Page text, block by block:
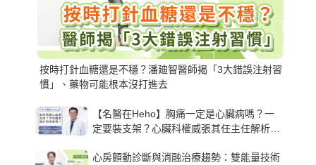
按時打針血糖還是不穩？潘廸智醫師揭「3大錯誤注射習
慣」、藥物可能根本沒打進去
【名醫在Heho】胸痛一定是心臟病嗎？一
定要裝支架？心臟科權威張其任主任解析支
心房顫動診斷與消融治療趨勢：雙能量技術